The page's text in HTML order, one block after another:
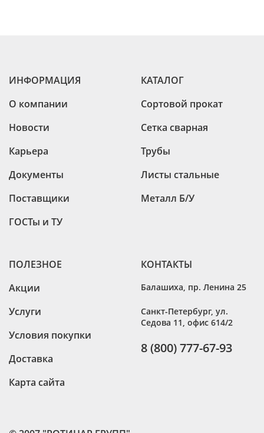
ИНФОРМАЦИЯ
О компании
Новости
Карьера
Документы
Поставщики
ГОСТы и ТУ
КАТАЛОГ
Сортовой прокат
Сетка сварная
Трубы
Листы стальные
Металл Б/У
ПОЛЕЗНОЕ
Акции
Услуги
Условия покупки
Доставка
Карта сайта
КОНТАКТЫ
Балашиха пр. Ленина 25
Санкт-Петербург, ул.
Седова 11, офис 614/2
8 (800) 777-67-93